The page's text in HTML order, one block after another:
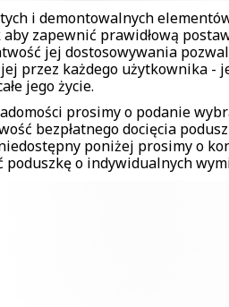
i demontowalnych
zapewnić prawidłową
jej dostosowywania
przez każdego użytkownika -
jego życie.
prosimy o podanie
bezpłatnego docięcia
poniżej prosimy o
o indywidualnych